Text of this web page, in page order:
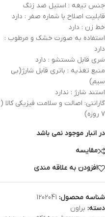
جنس تیغه : استیل ضد زنگ
قابلیت اصلاح با شماره صفر : دارد
خط زن : دارد
استفاده به صورت خشک و مرطوب :
دارد
سَری قابل شستشو : دارد
منبع تغذیه : باتری قابل شارژ(بی
سیم)
استند شارژ : ندارد
گارانتی: اصالت و سلامت فیزیکی کالا (
۷ روزه)
در انبار موجود نمی باشد
مقایسه
افزودن به علاقه مندی
شناسه محصول: 1202041
دسته: براون